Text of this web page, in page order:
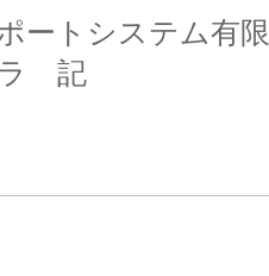
ートシステム有
ラ 記